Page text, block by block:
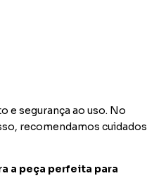
e segurança ao uso. No
recomendamos cuidados
a peça perfeita para